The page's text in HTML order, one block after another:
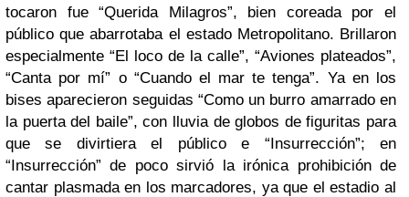
tocaron fue “Querida Milagros”, bien coreada por el
público que abarrotaba el estado Metropolitano. Brillaron
especialmente “El loco de la calle”, “Aviones plateados”,
“Canta por mí” o “Cuando el mar te tenga”. Ya en los
bises aparecieron seguidas “Como un burro amarrado en
la puerta del baile”, con lluvia de globos de figuritas para
que se divirtiera el público e “Insurrección”; en
“Insurrección” de poco sirvió la irónica prohibición de
cantar plasmada en los marcadores, ya que el estadio al